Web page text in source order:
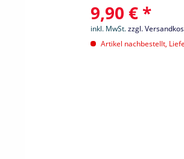
9,90 € *
inkl. MwSt.zzgl.
Artikel nachbestellt,